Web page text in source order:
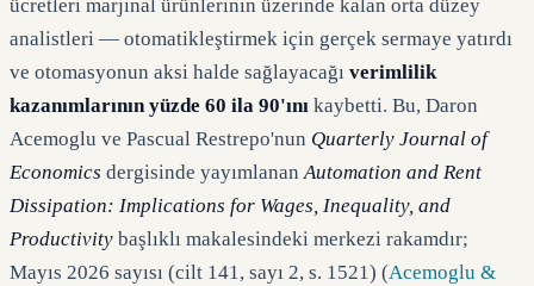
ücretleri marjinal ürünlerinin üzerinde kalan orta düzey
analistleri — otomatikleştirmek için gerçek sermaye yatırdı
ve otomasyonun aksi halde sağlayacağı verimlilik
kazanımlarının yüzde 60 ila 90'ını kaybetti. Bu, Daron
Acemoglu ve Pascual Restrepo'nun Quarterly Journal of
Economics dergisinde yayımlananAutomation and Rent
Dissipation: Implications for Wages, Inequality, and
Productivity başlıklı makalesindeki merkezi rakamdır;
Mayıs 2026 sayısı (cilt 141, sayı 2, s. 1521) (Acemoglu &